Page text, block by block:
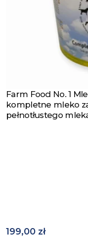
Zobacz produkt
Farm Food No. 1
kompletne mleko
pełnotłustego
199,00 zł